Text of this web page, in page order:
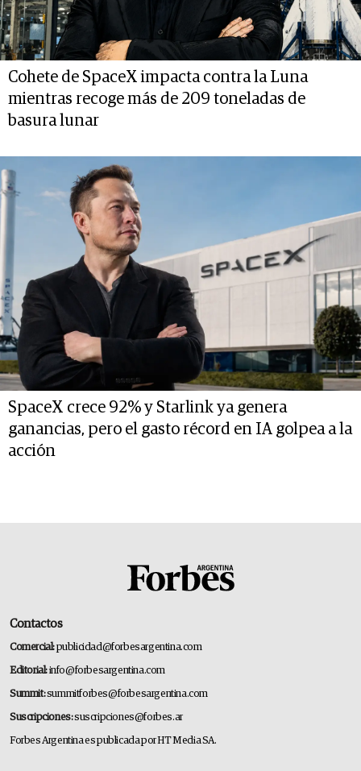
Cohete de SpaceX impacta contra la Luna
mientras recoge más de 209 toneladas de
basura lunar
SpaceX crece 92% y Starlink ya genera
ganancias, pero el gasto récord en IA golpea a la
acción
Contactos
Comercial:publicidad@forbesargentina.com
Editorial:info@forbesargentina.com
Summit:summitforbes@forbesargentina.com
Suscripciones:suscripciones@forbes.ar
Forbes Argentina es publicada por HT Media SA.